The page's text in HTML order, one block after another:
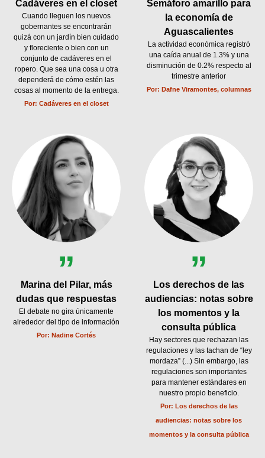
Cadáveres en el closet
Cuando lleguen los nuevos
gobernantes se encontrarán
quizá con un jardín bien cuidado
y floreciente o bien con un
conjunto de cadáveres en el
ropero. Que sea una cosa u otra
dependerá de cómo estén las
cosas al momento de la entrega.
Por: Cadáveres en el closet
Semáforo amarillo para
la economía de
Aguascalientes
La actividad económica registró
una caída anual de 1.3% y una
disminución de 0.2% respecto al
trimestre anterior
Por: Dafne Viramontes, columnas
”
Marina del Pilar, más
dudas que respuestas
El debate no gira únicamente
alrededor del tipo de información
Por: Nadine Cortés
”
Los derechos de las
audiencias: notas sobre
los momentos y la
consulta pública
Hay sectores que rechazan las
regulaciones y las tachan de “ley
mordaza” (...) Sin embargo, las
regulaciones son importantes
para mantener estándares en
nuestro propio beneficio.
Por: Los derechos de las
audiencias: notas sobre los
momentos y la consulta pública